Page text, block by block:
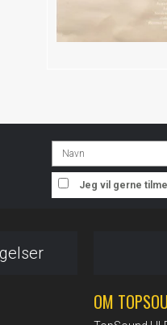
Jeg vil gerne
OM